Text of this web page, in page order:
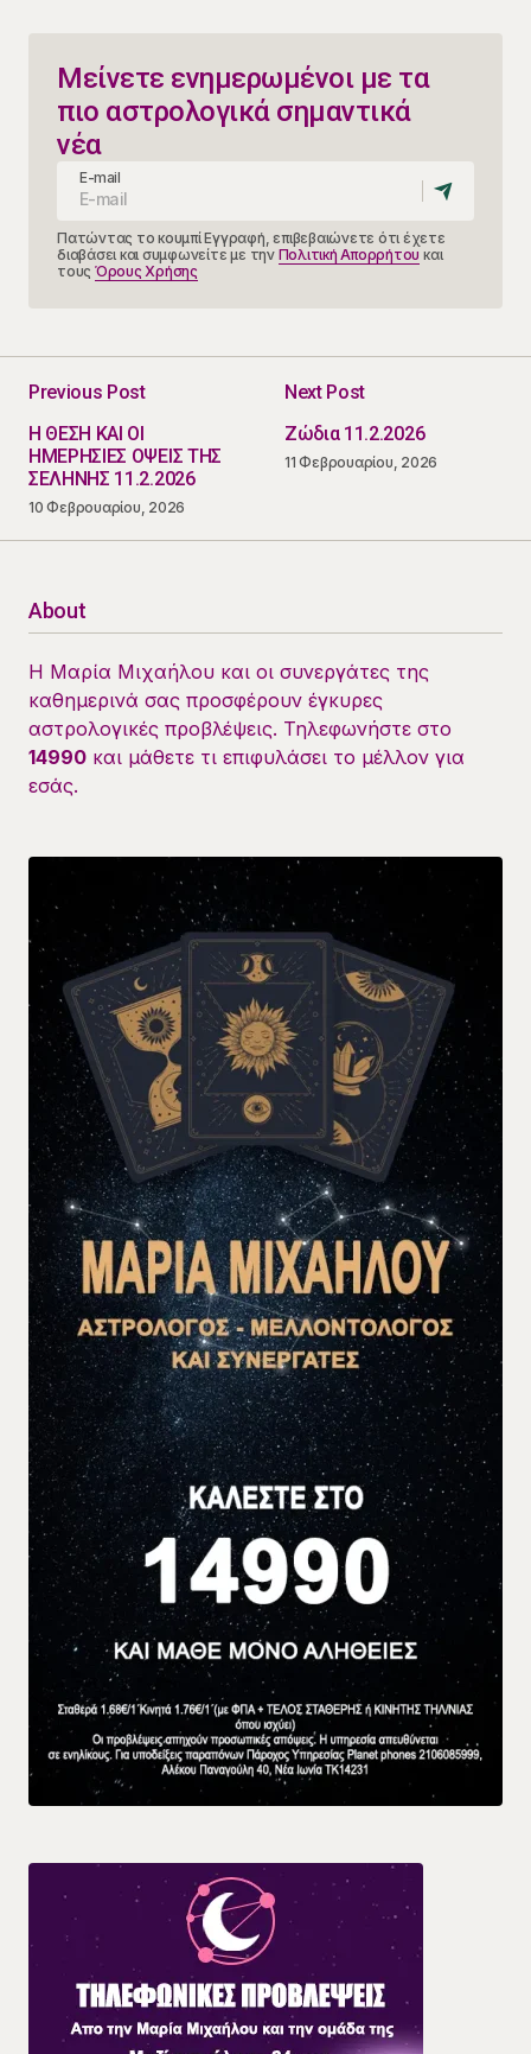
Μείνετε ενημερωμένοι με τα
πιο αστρολογικά σημαντικά
νέα
E-mail
Πατώντας το κουμπί Εγγραφή, επιβεβαιώνετε ότι έχετε
διαβάσει και συμφωνείτε με την Πολιτική Απορρήτου και
τους Όρους Χρήσης
Previous Post
Η ΘΕΣΗ ΚΑΙ ΟΙ
ΗΜΕΡΗΣΙΕΣ ΟΨΕΙΣ ΤΗΣ
ΣΕΛΗΝΗΣ 11.2.2026
10 Φεβρουαρίου, 2026
Next Post
Ζώδια 11.2.2026
11 Φεβρουαρίου, 2026
About
Η Μαρία Μιχαήλου και οι συνεργάτες της
καθημερινά σας προσφέρουν έγκυρες
αστρολογικές προβλέψεις. Τηλεφωνήστε στο
14990 και μάθετε τι επιφυλάσει το μέλλον για
εσάς.